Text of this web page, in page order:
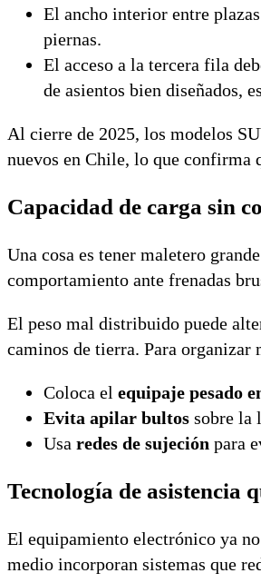
El ancho interior entre
piernas.
El acceso a la tercera fila
de asientos bien diseñados,
Al cierre de 2025, los modelos
nuevos en Chile, lo que confirma
Capacidad de carga sin
Una cosa es tener maletero
comportamiento ante frenadas
El peso mal distribuido puede
caminos de tierra. Para
Coloca el equipaje pesado
Evita apilar bultos sobre la
Usa redes de sujeción para
Tecnología de asistencia
El equipamiento electrónico ya
medio incorporan sistemas que